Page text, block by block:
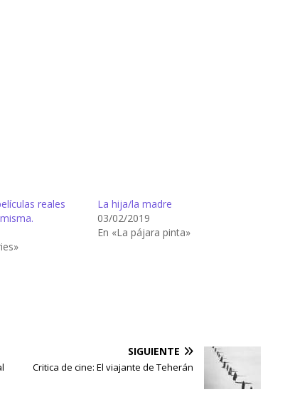
reales
La hija/la madre
03/02/2019
En «La pájara pinta»
SIGUIENTE
Critica de cine: El viajante de Teherán